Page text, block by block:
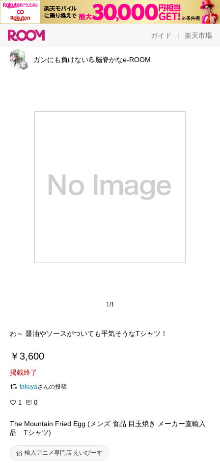
ガイド 楽天市場
ガンにも負けない💪脳脊かなe-ROOM
1/1
わ～ 醤油やソースがついても平気そうなTシャツ！
￥3,600
掲載終了
takuyaさんの投稿
1 0
The Mountain Fried Egg (メンズ 食品 目玉焼き メーカー直輸入
品 Tシャツ)
輸入アニメ専門店 えいびーす